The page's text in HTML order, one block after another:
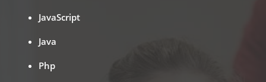
JavaScript
Java
Php